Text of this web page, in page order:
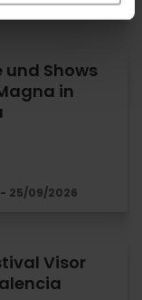
und Shows
in
25/09/2026
Visor